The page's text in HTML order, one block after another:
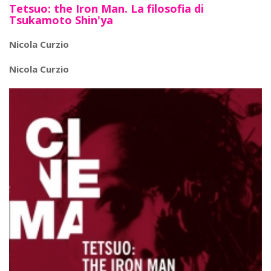
Tetsuo: the Iron Man. La filosofia di
Tsukamoto Shin'ya
Nicola Curzio
Nicola Curzio